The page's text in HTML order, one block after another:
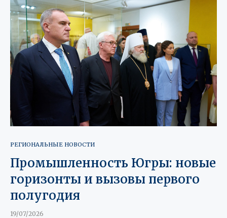
РЕГИОНАЛЬНЫЕ НОВОСТИ
Промышленность Югры: новые
горизонты и вызовы первого
полугодия
19/07/2026